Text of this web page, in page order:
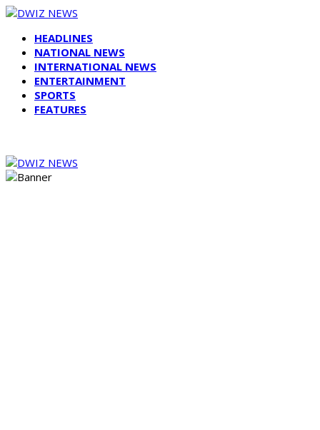
HEADLINES
NATIONAL NEWS
INTERNATIONAL NEWS
ENTERTAINMENT
SPORTS
FEATURES